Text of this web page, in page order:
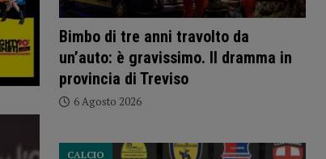
Bimbo di tre anni travolto da
un’auto: è gravissimo. Il dramma in
provincia di Treviso
6 Agosto 2026
CALCIO